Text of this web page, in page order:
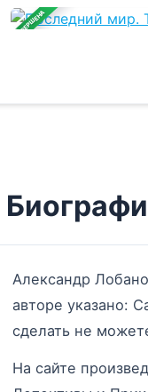
ЗАВЕРШЕНА
Александр
авторе указано:
сделать не
На сайте